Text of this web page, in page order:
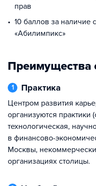
прав
10 баллов за наличие
«Абилимпикс»
Преимущества
1 Практика
Центром развития карьеры университета для студентов
организуются практики
технологическая,
в финансово-
Москвы,
организациях столицы.